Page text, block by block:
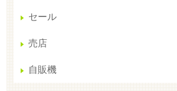
セール
売店
自販機